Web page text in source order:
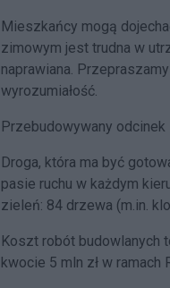
Mieszkańcy mogą
zimowym jest trudna w
naprawiana.
wyrozumiałość.
Przebudowywany odcinek
Droga, która ma być
pasie ruchu w każdym
zieleń: 84 drzewa (m.in.
Koszt robót budowlanych
kwocie 5 mln zł w